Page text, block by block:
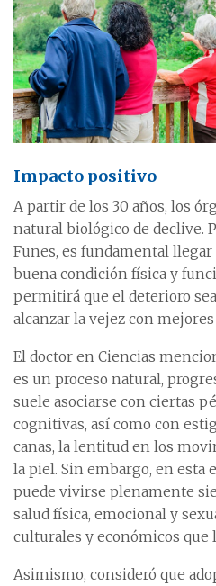
Impacto positivo
A partir de los 30 años, los
natural biológico de declive.
Funes, es fundamental llegar
buena condición física y
permitirá que el deterioro
alcanzar la vejez con
El doctor en Ciencias
es un proceso natural,
suele asociarse con ciertas
cognitivas, así como con
canas, la lentitud en los
la piel. Sin embargo, en esta
puede vivirse plenamente
salud física, emocional y
culturales y económicos que
Asimismo, consideró que